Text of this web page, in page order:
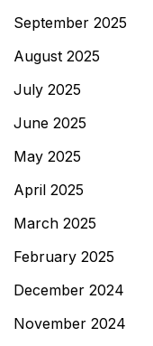
September 2025
August 2025
July 2025
June 2025
May 2025
April 2025
March 2025
February 2025
December 2024
November 2024